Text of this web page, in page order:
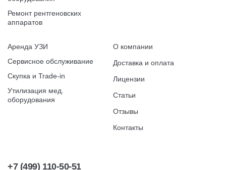
Ремонт рентгеновских
аппаратов
Аренда УЗИ
Сервисное обслуживание
Скупка и Trade-in
Утилизация мед.
оборудования
О компании
Доставка и оплата
Лицензии
Статьи
Отзывы
Контакты
+7 (499) 110-50-51